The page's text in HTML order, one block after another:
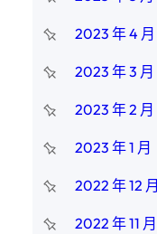
2023 年 4 月
2023 年 3 月
2023 年 2 月
2023 年 1 月
2022 年 12 月
2022 年 11 月